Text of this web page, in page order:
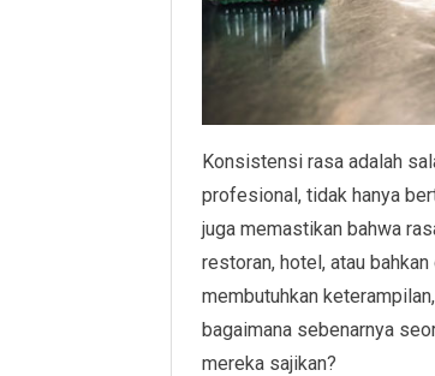
Konsistensi rasa adalah
profesional, tidak hanya
juga memastikan bahwa
restoran, hotel, atau
membutuhkan
bagaimana sebenarnya
mereka sajikan?